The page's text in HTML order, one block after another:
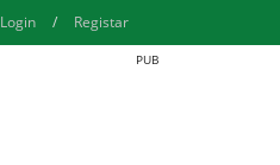
Login / Registar